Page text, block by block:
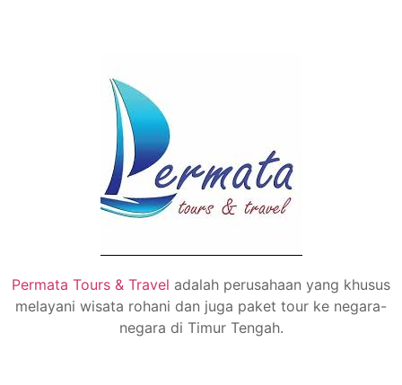
Permata Tours & Travel adalah perusahaan yang khusus
melayani wisata rohani dan juga paket tour ke negara-
negara di Timur Tengah.